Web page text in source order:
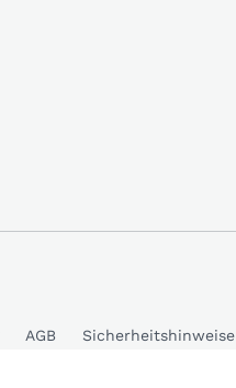
AGB Sicherheitshinweise